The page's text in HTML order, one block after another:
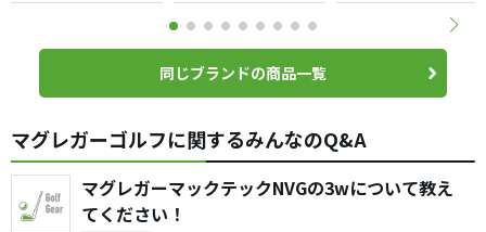
同じブランドの商品一覧
マグレガーゴルフに関するみんなのQ&A
マグレガーマックテックNVGの3wについて教え
てください！